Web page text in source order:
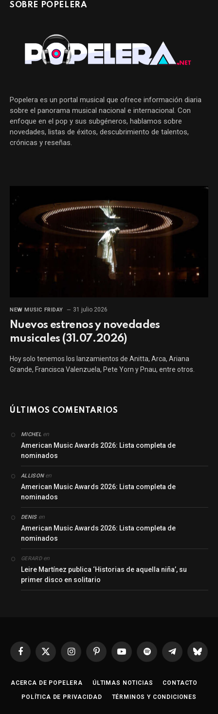
SOBRE POPELERA
Popelera es un portal musical que ofrece información diaria
sobre el panorama musical nacional e internacional. Con
enfoque en el pop y sus subgéneros, hablamos sobre
novedades, listas de éxitos, descubrimiento de talentos,
crónicas y reseñas.
NEW MUSIC FRIDAY 31 julio 2026
Nuevos estrenos y novedades
musicales (31.07.2026)
Hoy solo tenemos los lanzamientos de Anitta, Arca, Ariana
Grande, Francisca Valenzuela, Pete Yorn y Pnau, entre otros.
ÚLTIMOS COMENTARIOS
MICHELen
American Music Awards 2026: Lista completa de
nominados
ALLISONen
American Music Awards 2026: Lista completa de
nominados
DENISen
American Music Awards 2026: Lista completa de
nominados
GERARDen
Leire Martínez publica ‘Historias de aquella niña’, su
primer disco en solitario
Facebook
X
InstagramPinterestYouTubeSpotify Telegrama
ACERCA DE POPELERA ÚLTIMAS NOTICIAS CONTACTO
POLÍTICA DE PRIVACIDAD TÉRMINOS Y CONDICIONES